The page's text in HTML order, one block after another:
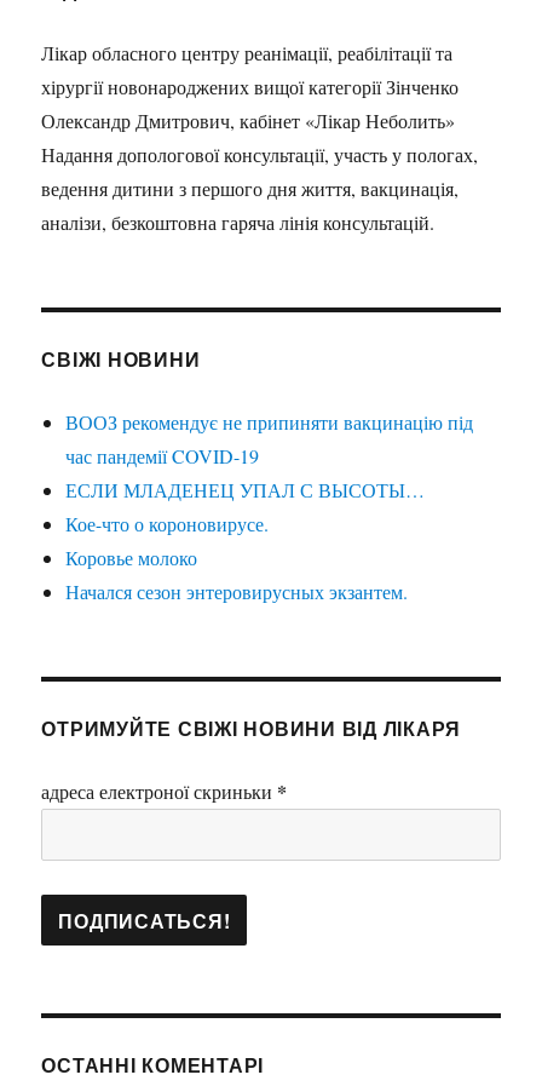
Лікар обласного центру реанімації, реабілітації та
хірургії новонароджених вищої категорії Зінченко
Олександр Дмитрович, кабінет «Лікар Неболить»
Надання допологової консультації, участь у пологах,
ведення дитини з першого дня життя, вакцинація,
аналізи, безкоштовна гаряча лінія консультацій.
СВІЖІ НОВИНИ
ВООЗ рекомендує не припиняти вакцинацію під
час пандемії COVID-19
ЕСЛИ МЛАДЕНЕЦ УПАЛ С ВЫСОТЫ…
Кое-что о короновирусе.
Коровье молоко
Начался сезон энтеровирусных экзантем.
ОТРИМУЙТЕ СВІЖІ НОВИНИ ВІД ЛІКАРЯ
адреса електроної скриньки *
ОСТАННІ КОМЕНТАРІ